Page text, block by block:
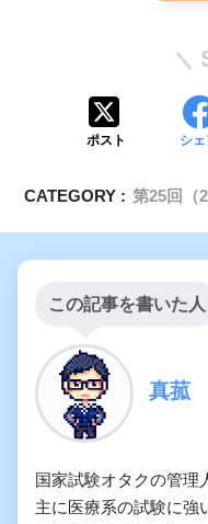
ポスト シ
CATEGORY : 第25回（
この記事を書いた人
真菰
国家試験オタクの管理
主に医療系の試験に強